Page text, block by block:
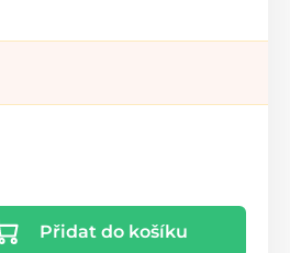
Přidat do košíku